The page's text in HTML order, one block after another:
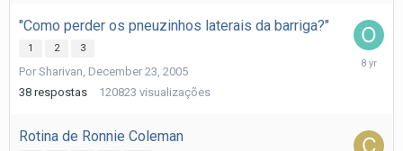
"Como perder os pneuzinhos laterais da barriga?"
1 2 3
Por Sharivan December 23, 2005
38 respostas 120823 visualizações
Rotina de Ronnie Coleman